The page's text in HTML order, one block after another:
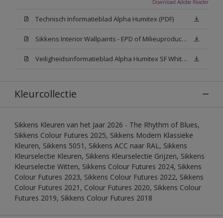
Download Adobe Reader
Technisch Informatieblad Alpha Humitex (PDF)
Sikkens Interior Wallpaints - EPD of Milieuproductverklaring
Veiligheidsinformatieblad Alpha Humitex SF White W05 (MSDS)
Kleurcollectie
Sikkens Kleuren van het Jaar 2026 - The Rhythm of Blues,
Sikkens Colour Futures 2025, Sikkens Modern Klassieke
Kleuren, Sikkens 5051, Sikkens ACC naar RAL, Sikkens
Kleurselectie Kleuren, Sikkens Kleurselectie Grijzen, Sikkens
Kleurselectie Witten, Sikkens Colour Futures 2024, Sikkens
Colour Futures 2023, Sikkens Colour Futures 2022, Sikkens
Colour Futures 2021, Colour Futures 2020, Sikkens Colour
Futures 2019, Sikkens Colour Futures 2018